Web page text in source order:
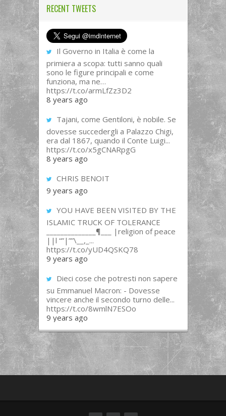
RECENT TWEETS
Il Governo in Italia è come la
primiera a scopa: tutti sanno quali
sono le figure principali e come
funziona, ma ne…
https://t.co/armLfZz3D2
8 years ago
Tajani, come Gentiloni, è nobile. Se
dovesse succedergli a Palazzo Chigi,
era dal 1867, quando il Conte Luigi...
https://t.co/x5gCNARpgG
8 years ago
CHRIS BENOIT
9 years ago
YOU HAVE BEEN VISITED BY THE
ISLAMIC TRUCK OF TOLERANCE
______________¶___ |religion of peace
||l “”|””\__,_...
https://t.co/yUD4QSKQ78
9 years ago
Dieci cose che potresti non sapere
su Emmanuel Macron: - Dovesse
vincere anche il secondo turno delle...
https://t.co/8wmlN7ESOo
9 years ago